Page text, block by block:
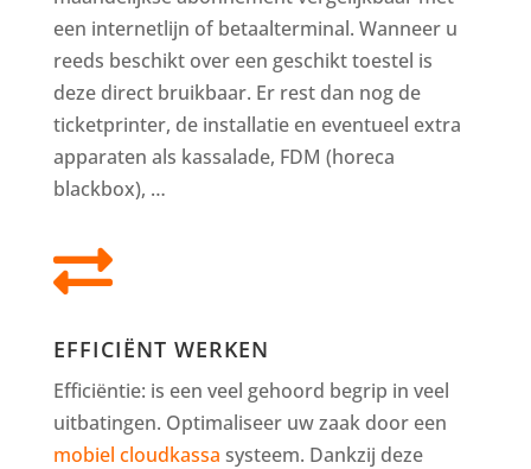
een internetlijn of betaalterminal. Wanneer u
reeds beschikt over een geschikt toestel is
deze direct bruikbaar. Er rest dan nog de
ticketprinter, de installatie en eventueel extra
apparaten als kassalade, FDM (horeca
blackbox), …

EFFICIËNT WERKEN
Efficiëntie: is een veel gehoord begrip in veel
uitbatingen. Optimaliseer uw zaak door een
mobiel cloudkassa systeem. Dankzij deze